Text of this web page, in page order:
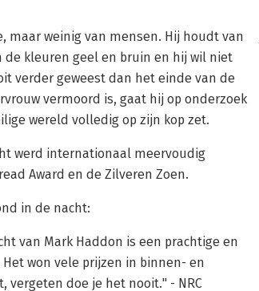
maar weinig van mensen. Hij houdt van
kleuren geel en bruin en hij wil niet
verder geweest dan het einde van de
vermoord is, gaat hij op onderzoek
wereld volledig op zijn kop zet.
werd internationaal meervoudig
Award en de Zilveren Zoen.
in de nacht:
van Mark Haddon is een prachtige en
won vele prijzen in binnen- en
vergeten doe je het nooit." - NRC